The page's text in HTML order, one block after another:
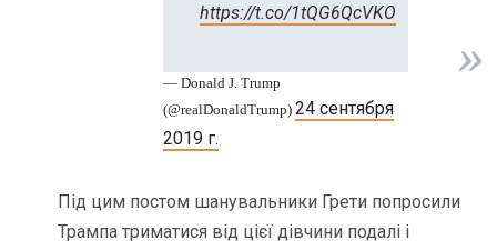
https://t.co/1tQG6QcVKO
— Donald J. Trump
(@realDonaldTrump)24 сентября
2019 г.
Під цим постом шанувальники Грети попросили
Трампа триматися від цієї дівчини подалі і